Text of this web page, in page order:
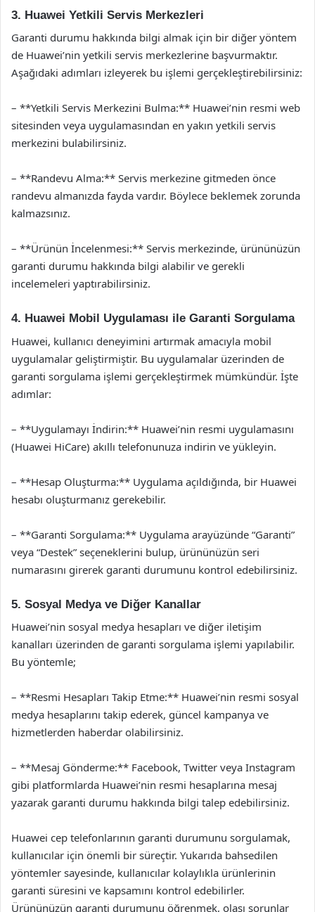
3. Huawei Yetkili Servis Merkezleri
Garanti durumu hakkında bilgi almak için bir diğer yöntem
de Huawei’nin yetkili servis merkezlerine başvurmaktır.
Aşağıdaki adımları izleyerek bu işlemi gerçekleştirebilirsiniz:
– **Yetkili Servis Merkezini Bulma:** Huawei’nin resmi web
sitesinden veya uygulamasından en yakın yetkili servis
merkezini bulabilirsiniz.
– **Randevu Alma:** Servis merkezine gitmeden önce
randevu almanızda fayda vardır. Böylece beklemek zorunda
kalmazsınız.
– **Ürünün İncelenmesi:** Servis merkezinde, ürününüzün
garanti durumu hakkında bilgi alabilir ve gerekli
incelemeleri yaptırabilirsiniz.
4. Huawei Mobil Uygulaması ile Garanti Sorgulama
Huawei, kullanıcı deneyimini artırmak amacıyla mobil
uygulamalar geliştirmiştir. Bu uygulamalar üzerinden de
garanti sorgulama işlemi gerçekleştirmek mümkündür. İşte
adımlar:
– **Uygulamayı İndirin:** Huawei’nin resmi uygulamasını
(Huawei HiCare) akıllı telefonunuza indirin ve yükleyin.
– **Hesap Oluşturma:** Uygulama açıldığında, bir Huawei
hesabı oluşturmanız gerekebilir.
– **Garanti Sorgulama:** Uygulama arayüzünde “Garanti”
veya “Destek” seçeneklerini bulup, ürününüzün seri
numarasını girerek garanti durumunu kontrol edebilirsiniz.
5. Sosyal Medya ve Diğer Kanallar
Huawei’nin sosyal medya hesapları ve diğer iletişim
kanalları üzerinden de garanti sorgulama işlemi yapılabilir.
Bu yöntemle;
– **Resmi Hesapları Takip Etme:** Huawei’nin resmi sosyal
medya hesaplarını takip ederek, güncel kampanya ve
hizmetlerden haberdar olabilirsiniz.
– **Mesaj Gönderme:** Facebook, Twitter veya Instagram
gibi platformlarda Huawei’nin resmi hesaplarına mesaj
yazarak garanti durumu hakkında bilgi talep edebilirsiniz.
Huawei cep telefonlarının garanti durumunu sorgulamak,
kullanıcılar için önemli bir süreçtir. Yukarıda bahsedilen
yöntemler sayesinde, kullanıcılar kolaylıkla ürünlerinin
garanti süresini ve kapsamını kontrol edebilirler.
Ürününüzün garanti durumunu öğrenmek, olası sorunlar